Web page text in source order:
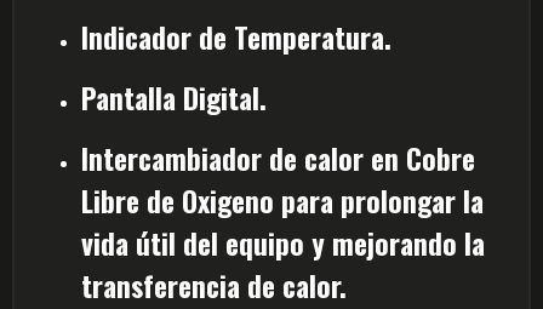
Indicador de Temperatura.
Pantalla Digital.
Intercambiador de calor en Cobre
Libre de Oxigeno para prolongar la
vida útil del equipo y mejorando la
transferencia de calor.